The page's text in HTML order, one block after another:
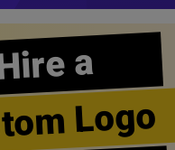
a
Logo